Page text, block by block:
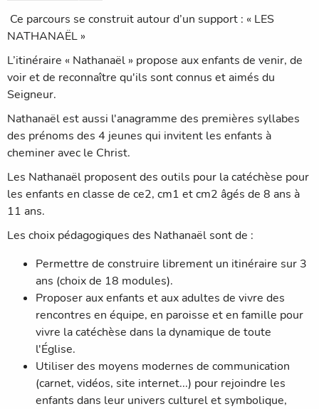
Ce parcours se construit autour d’un support : « LES
NATHANAËL »
L’itinéraire « Nathanaël » propose aux enfants de venir, de
voir et de reconnaître qu'ils sont connus et aimés du
Seigneur.
Nathanaël est aussi l'anagramme des premières syllabes
des prénoms des 4 jeunes qui invitent les enfants à
cheminer avec le Christ.
Les Nathanaël proposent des outils pour la catéchèse pour
les enfants en classe de ce2, cm1 et cm2 âgés de 8 ans à
11 ans.
Les choix pédagogiques des Nathanaël sont de :
Permettre de construire librement un itinéraire sur 3
ans (choix de 18 modules).
Proposer aux enfants et aux adultes de vivre des
rencontres en équipe, en paroisse et en famille pour
vivre la catéchèse dans la dynamique de toute
l'Église.
Utiliser des moyens modernes de communication
(carnet, vidéos, site internet...) pour rejoindre les
enfants dans leur univers culturel et symbolique,